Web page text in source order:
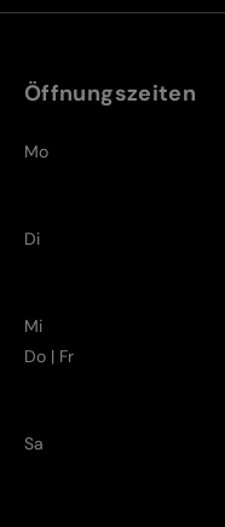
Öffnungszeiten
Mo
Di
Mi
Do | Fr
Sa